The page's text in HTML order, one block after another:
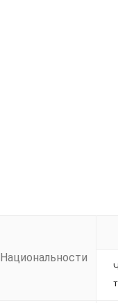
Национальности